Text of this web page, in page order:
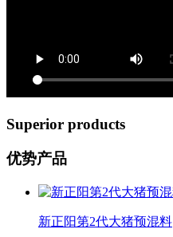
Superior products
优势产品
新正阳第2代大猪预混料